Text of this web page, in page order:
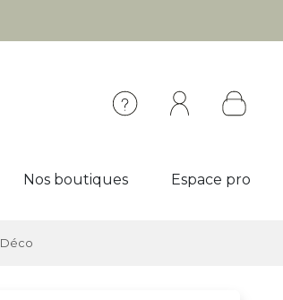
Nos boutiques Espace pro
Déco